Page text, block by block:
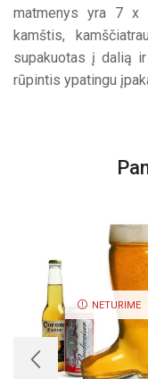
matmenys yra 7 x
kamštis,
supakuotas į dalią
rūpintis ypatingu
NETURIME